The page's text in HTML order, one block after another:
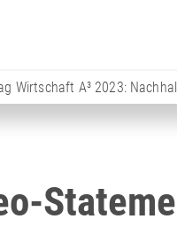
Wirtschaft A³ 2023: